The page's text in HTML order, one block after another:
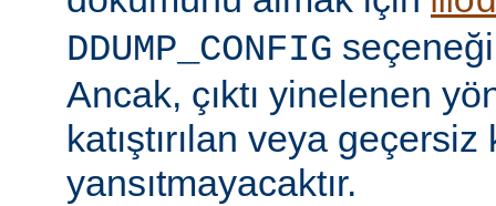
DDUMP_CONFIG
Ancak, çıktı yinelenen
katıştırılan veya geçersiz
yansıtmayacaktır.